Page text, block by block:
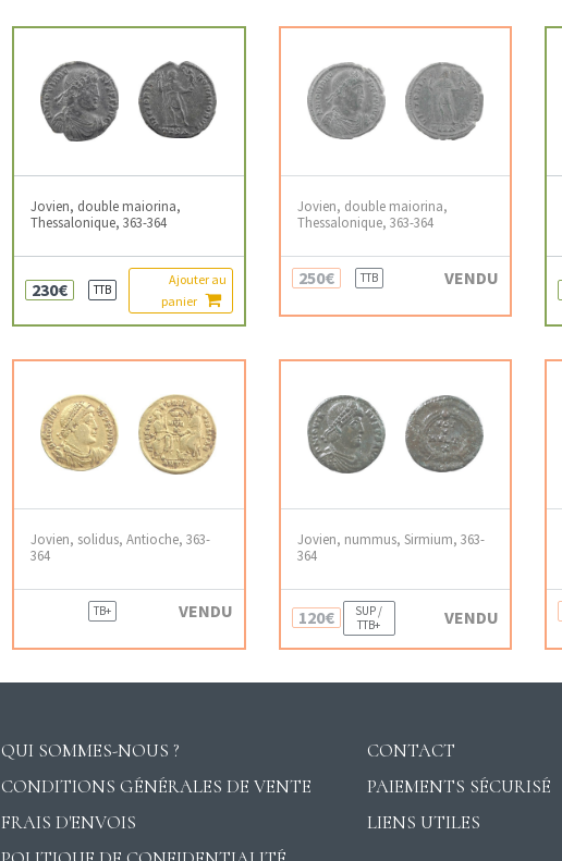
Jovien, double maiorina,
Thessalonique, 363-364
230€ TTB
Ajouter au
panier
Jovien, double maiorina,
Thessalonique, 363-364
250€ TTB VENDU
Jovien, solidus, Antioche, 363-
364
TB+ VENDU
Jovien, nummus, Sirmium, 363-
364
120€
SUP /
TTB+
VENDU
QUI SOMMES-NOUS ?
CONDITIONS GÉNÉRALES DE VENTE
FRAIS D'ENVOIS
CONTACT
PAIEMENTS SÉCURISÉ
LIENS UTILES